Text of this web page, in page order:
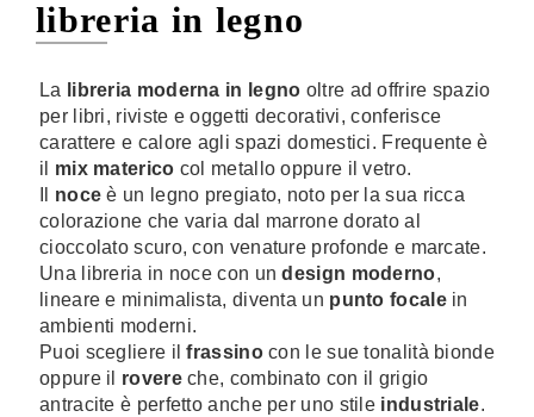
libreria in legno
La libreria moderna in legno oltre ad offrire spazio
per libri, riviste e oggetti decorativi, conferisce
carattere e calore agli spazi domestici. Frequente è
il mix materico col metallo oppure il vetro.
noce è un legno pregiato, noto per la sua ricca
colorazione che varia dal marrone dorato al
cioccolato scuro, con venature profonde e marcate.
Una libreria in noce con undesign moderno,
lineare e minimalista, diventa un punto focalein
ambienti moderni.
Puoi scegliere ilfrassinocon le sue tonalità bionde
oppure il rovereche, combinato con il grigio
antracite è perfetto anche per uno stile industriale.